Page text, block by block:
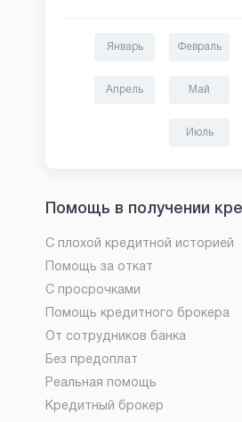
Январь Февраль
Апрель Май
Июль
Помощь в получении
С плохой кредитной историей
Помощь за откат
С просрочками
Помощь кредитного брокера
От сотрудников банка
Без предоплат
Реальная помощь
Кредитный брокер